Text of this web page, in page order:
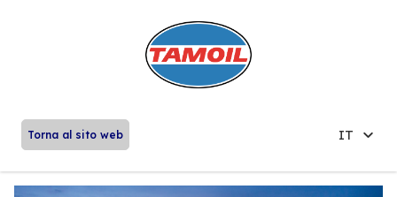
Torna al sito web IT